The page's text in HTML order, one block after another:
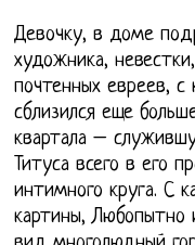
Девочку, в доме
художника,
почтенных евреев,
сблизился еще
квартала –
Титуса всего в его
интимного круга. С
картины, Любопытно